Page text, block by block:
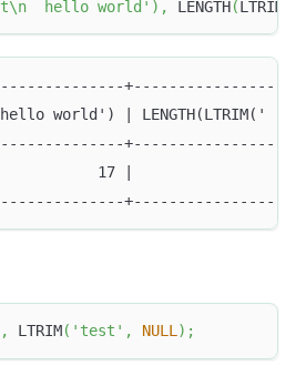
hello world' ) , LENGTH(LTRIM
hello world') |
17 |
, LTRIM( 'test' , NULL ) ;